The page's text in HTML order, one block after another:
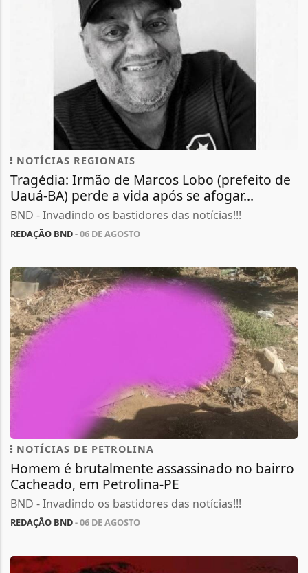
NOTÍCIAS REGIONAIS
Tragédia: Irmão de Marcos Lobo (prefeito de
Uauá-BA) perde a vida após se afogar...
BND - Invadindo os bastidores das notícias!!!
REDAÇÃO BND- 06 DE AGOSTO
NOTÍCIAS DE PETROLINA
Homem é brutalmente assassinado no bairro
Cacheado, em Petrolina-PE
BND - Invadindo os bastidores das notícias!!!
REDAÇÃO BND- 06 DE AGOSTO